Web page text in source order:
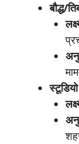
बौद्ध/
स्टूडियो